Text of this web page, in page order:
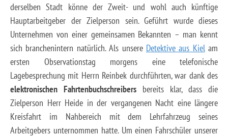
derselben Stadt könne der Zweit- und wohl auch künftige
Hauptarbeitgeber der Zielperson sein. Geführt wurde dieses
Unternehmen von einer gemeinsamen Bekannten – man kennt
sich branchenintern natürlich. Als unsere Detektive aus Kielam
ersten Observationstag morgens eine telefonische
Lagebesprechung mit Herrn Reinbek durchführten, war dank des
elektronischen Fahrtenbuchschreibers bereits klar, dass die
Zielperson Herr Heide in der vergangenen Nacht eine längere
Kreisfahrt im Nahbereich mit dem Lehrfahrzeug seines
Arbeitgebers unternommen hatte. Um einen Fahrschüler unserer